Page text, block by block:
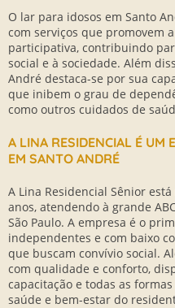
O lar para idosos em Santo
com serviços que promovem
participativa, contribuindo
social e à sociedade. Além
André destaca-se por sua
que inibem o grau de
como outros cuidados de
A LINA RESIDENCIAL É UM
EM SANTO ANDRÉ
A Lina Residencial Sênior
anos, atendendo à grande
São Paulo. A empresa é o
independentes e com baixo
que buscam convívio social.
com qualidade e conforto,
capacitação e todas as
saúde e bem-estar do